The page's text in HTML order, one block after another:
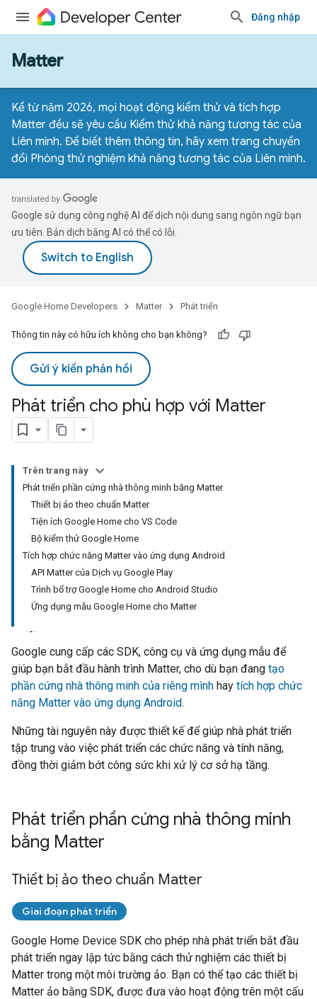
Đăng nhập
Matter
Kể từ năm 2026, mọi hoạt động kiểm thử và tích hợp
Matter đều sẽ yêu cầu Kiểm thử khả năng tương tác của
Liên minh. Để biết thêm thông tin, hãy xem trang chuyển
đổi Phòng thử nghiệm khả năng tương tác của Liên minh.
Google sử dụng công nghệ AI để dịch nội dung sang ngôn ngữ bạn
ưu tiên. Bản dịch bằng AI có thể có lỗi.
Google Home Developers Matter Phát triển
Thông tin này có hữu ích không cho bạn không?
Gửi ý kiến phản hồi
Phát triển cho phù hợp với Matter
Trên trang này
Phát triển phần cứng nhà thông minh bằng Matter
Thiết bị ảo theo chuẩn Matter
Tiện ích Google Home cho VS Code
Bộ kiểm thử Google Home
Tích hợp chức năng Matter vào ứng dụng Android
API Matter của Dịch vụ Google Play
Trình bổ trợ Google Home cho Android Studio
Ứng dụng mẫu Google Home cho Matter
Google cung cấp các SDK, công cụ và ứng dụng mẫu để
giúp bạn bắt đầu hành trình Matter, cho dù bạn đang tạo
phần cứng nhà thông minh của riêng mình hay tích hợp chức
năng Matter vào ứng dụng Android.
Những tài nguyên này được thiết kế để giúp nhà phát triển
tập trung vào việc phát triển các chức năng và tính năng,
đồng thời giảm bớt công sức khi xử lý cơ sở hạ tầng.
Phát triển phần cứng nhà thông minh
bằng Matter
Thiết bị ảo theo chuẩn Matter
Giai đoạn phát triển
Google Home Device SDK cho phép nhà phát triển bắt đầu
phát triển ngay lập tức bằng cách thử nghiệm các thiết bị
Matter trong một môi trường ảo. Bạn có thể tạo các thiết bị
Matter ảo bằng SDK, được đưa vào hoạt động trên một cấu